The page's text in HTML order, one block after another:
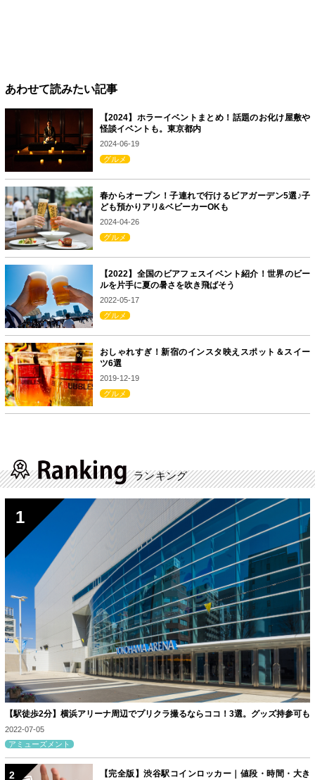
あわせて読みたい記事
【2024】ホラーイベントまとめ！話題のお化け屋敷や
怪談イベントも。東京都内
2024-06-19
グルメ
春からオープン！子連れで行けるビアガーデン5選♪子
ども預かりアリ&ベビーカーOKも
2024-04-26
グルメ
【2022】全国のビアフェスイベント紹介！世界のビー
ルを片手に夏の暑さを吹き飛ばそう
2022-05-17
グルメ
おしゃれすぎ！新宿のインスタ映えスポット＆スイー
ツ6選
2019-12-19
グルメ
ランキング
【駅徒歩2分】横浜アリーナ周辺でプリクラ撮るならココ！3選。グッズ持参可も
2022-07-05
アミューズメント
【完全版】渋谷駅コインロッカー｜値段・時間・大き